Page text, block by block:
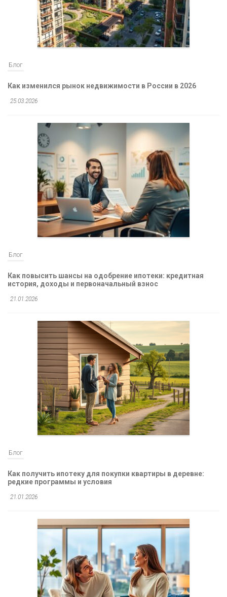
Блог
Как изменился рынок недвижимости в России в 2026
25.03.2026
Блог
Как повысить шансы на одобрение ипотеки: кредитная
история, доходы и первоначальный взнос
21.01.2026
Блог
Как получить ипотеку для покупки квартиры в деревне:
редкие программы и условия
21.01.2026